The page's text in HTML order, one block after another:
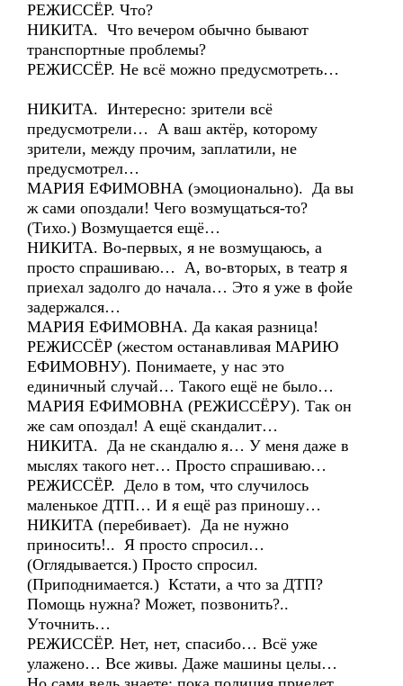
РЕЖИССЁР. Что?
НИКИТА. Что вечером обычно бывают
транспортные проблемы?
РЕЖИССЁР. Не всё можно предусмотреть…
НИКИТА. Интересно: зрители всё
предусмотрели… А ваш актёр, которому
зрители, между прочим, заплатили, не
предусмотрел…
МАРИЯ ЕФИМОВНА (эмоционально). Да вы
ж сами опоздали! Чего возмущаться-то?
(Тихо.) Возмущается ещё…
НИКИТА. Во-первых, я не возмущаюсь, а
просто спрашиваю… А, во-вторых, в театр я
приехал задолго до начала… Это я уже в фойе
задержался…
МАРИЯ ЕФИМОВНА. Да какая разница!
РЕЖИССЁР (жестом останавливая МАРИЮ
ЕФИМОВНУ). Понимаете, у нас это
единичный случай… Такого ещё не было…
МАРИЯ ЕФИМОВНА (РЕЖИССЁРУ). Так он
же сам опоздал! А ещё скандалит…
НИКИТА. Да не скандалю я… У меня даже в
мыслях такого нет… Просто спрашиваю…
РЕЖИССЁР. Дело в том, что случилось
маленькое ДТП… И я ещё раз приношу…
НИКИТА (перебивает). Да не нужно
приносить!.. Я просто спросил…
(Оглядывается.) Просто спросил.
(Приподнимается.) Кстати, а что за ДТП?
Помощь нужна? Может, позвонить?..
Уточнить…
РЕЖИССЁР. Нет, нет, спасибо… Всё уже
улажено… Все живы. Даже машины целы…